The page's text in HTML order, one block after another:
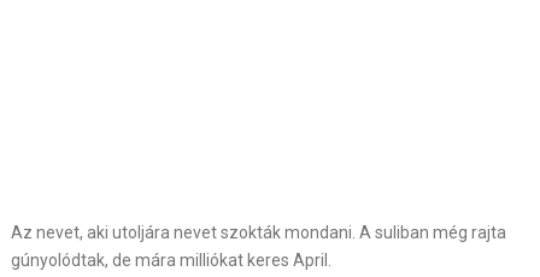
Az nevet, aki utoljára nevet szokták mondani. A suliban még rajta
gúnyolódtak, de mára milliókat keres April.